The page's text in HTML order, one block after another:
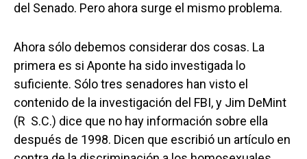
del Senado. Pero ahora surge el mismo problema.
Ahora sólo debemos considerar dos cosas. La
primera es si Aponte ha sido investigada lo
suficiente. Sólo tres senadores han visto el
contenido de la investigación del FBI, y Jim DeMint
(R  S.C.) dice que no hay información sobre ella
después de 1998. Dicen que escribió un artículo en